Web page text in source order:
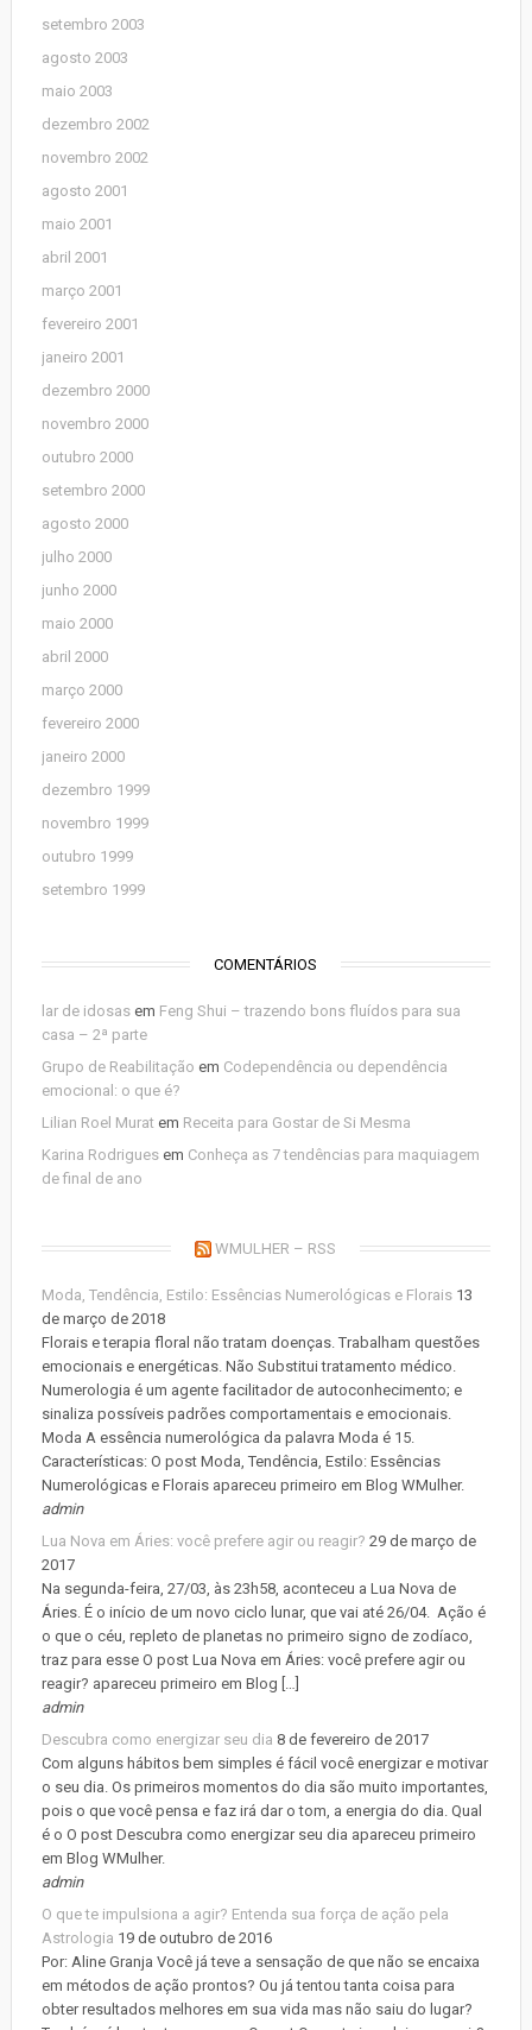
setembro 2003
agosto 2003
maio 2003
dezembro 2002
novembro 2002
agosto 2001
maio 2001
abril 2001
março 2001
fevereiro 2001
janeiro 2001
dezembro 2000
novembro 2000
outubro 2000
setembro 2000
agosto 2000
julho 2000
junho 2000
maio 2000
abril 2000
março 2000
fevereiro 2000
janeiro 2000
dezembro 1999
novembro 1999
outubro 1999
setembro 1999
COMENTÁRIOS
lar de idosasem Feng Shui – trazendo bons fluídos para sua
casa – 2ª parte
Grupo de Reabilitação em Codependência ou dependência
emocional: o que é?
Lilian Roel Murat em Receita para Gostar de Si Mesma
Karina Rodriguesem Conheça as 7 tendências para maquiagem
de final de ano
WMULHER – RSS
Moda, Tendência, Estilo: Essências Numerológicas e Florais 13
de março de 2018
Florais e terapia floral não tratam doenças. Trabalham questões
emocionais e energéticas. Não Substitui tratamento médico.
Numerologia é um agente facilitador de autoconhecimento; e
sinaliza possíveis padrões comportamentais e emocionais.
Moda A essência numerológica da palavra Moda é 15.
Características: O post Moda, Tendência, Estilo: Essências
Numerológicas e Florais apareceu primeiro em Blog WMulher.
admin
Lua Nova em Áries: você prefere agir ou reagir? 29 de março de
2017
Na segunda-feira, 27/03, às 23h58, aconteceu a Lua Nova de
Áries. É o início de um novo ciclo lunar, que vai até 26/04. Ação é
o que o céu, repleto de planetas no primeiro signo de zodíaco,
traz para esse O post Lua Nova em Áries: você prefere agir ou
reagir? apareceu primeiro em Blog […]
admin
Descubra como energizar seu dia 8 de fevereiro de 2017
Com alguns hábitos bem simples é fácil você energizar e motivar
o seu dia. Os primeiros momentos do dia são muito importantes,
pois o que você pensa e faz irá dar o tom, a energia do dia. Qual
é o O post Descubra como energizar seu dia apareceu primeiro
em Blog WMulher.
admin
O que te impulsiona a agir? Entenda sua força de ação pela
Astrologia 19 de outubro de 2016
Por: Aline Granja Você já teve a sensação de que não se encaixa
em métodos de ação prontos? Ou já tentou tanta coisa para
obter resultados melhores em sua vida mas não saiu do lugar?